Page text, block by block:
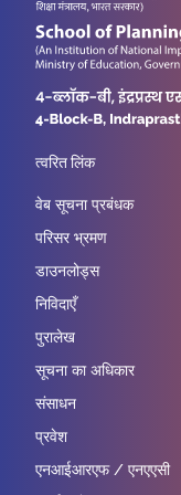
त्वरित लिंक
वेब सूचना प्रबंधक
परिसर भ्रमण
डाउनलोड्स
निविदाएँ
पुरालेख
सूचना का अधिकार
संसाधन
प्रवेश
एनआईआरएफ / एनएएसी